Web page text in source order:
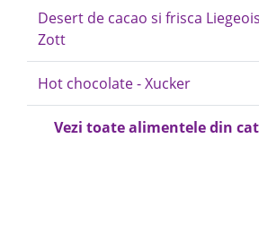
Desert de cacao si frisca Liegeois
Zott
Hot chocolate - Xucker
Vezi toate alimentele din